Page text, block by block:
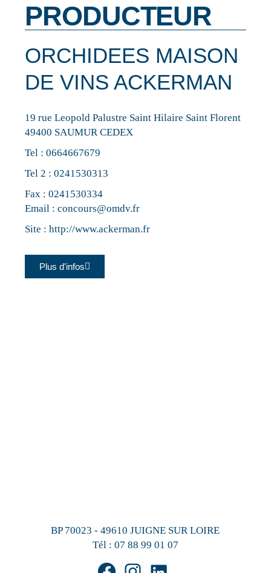
PRODUCTEUR
ORCHIDEES MAISON
DE VINS ACKERMAN
19 rue Leopold Palustre Saint Hilaire Saint Florent
49400 SAUMUR CEDEX
Tel :0664667679
Tel 2 :0241530313
Fax : 0241530334
Email :concours@omdv.fr
Site :http://www.ackerman.fr
Plus d'infos
BP 70023 - 49610 JUIGNE SUR LOIRE
Tél : 07 88 99 01 07